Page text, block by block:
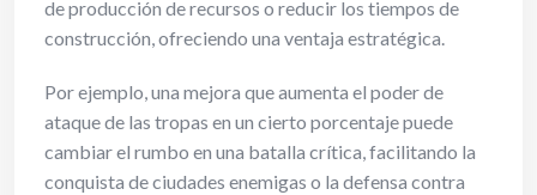
de producción de recursos o reducir los tiempos de
construcción, ofreciendo una ventaja estratégica.
Por ejemplo, una mejora que aumenta el poder de
ataque de las tropas en un cierto porcentaje puede
cambiar el rumbo en una batalla crítica, facilitando la
conquista de ciudades enemigas o la defensa contra